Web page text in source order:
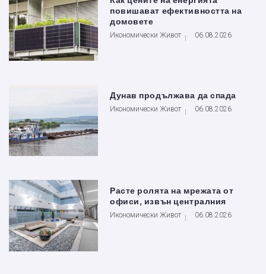
повишават ефективността на
домовете
Икономически Живот 06.08.2026
Дунав продължава да спада
Икономически Живот 06.08.2026
Расте ролята на мрежата от
офиси, извън централния
Икономически Живот 06.08.2026